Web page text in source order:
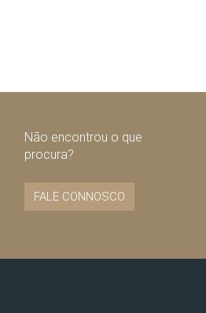
Não encontrou o que
procura?
FALE CONNOSCO